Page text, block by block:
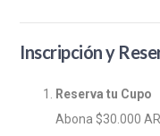
Inscripción y
Reserva tu Cupo
Abona $30.000